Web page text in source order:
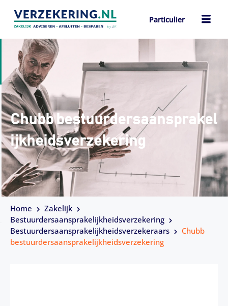
naar
inhoud
Particulier
Chubb bestuurdersaansprakel
ijkheidsverzekering
Home
Zakelijk
Bestuurdersaansprakelijkheidsverzekering
Bestuurdersaansprakelijkheidsverzekeraars
Chubb
bestuurdersaansprakelijkheidsverzekering